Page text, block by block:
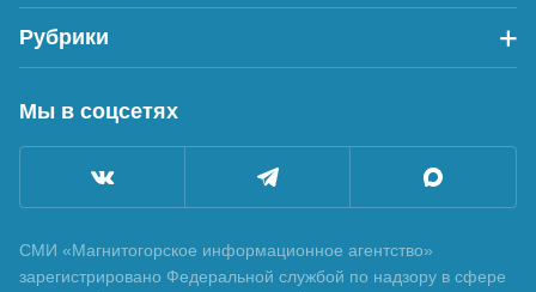
Рубрики
Мы в соцсетях
СМИ «Магнитогорское информационное агентство»
зарегистрировано Федеральной службой по надзору в сфере